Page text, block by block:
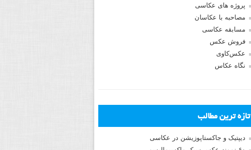
پروژه های عکاسی
مصاحبه با عکاسان
مسابقه عکاسی
فروش عکس
عکس‌کاوی
نگاه عکاس
تازه ترین مطالب
دیپتیک و جاکستا‌پوزیشن در عکاسی